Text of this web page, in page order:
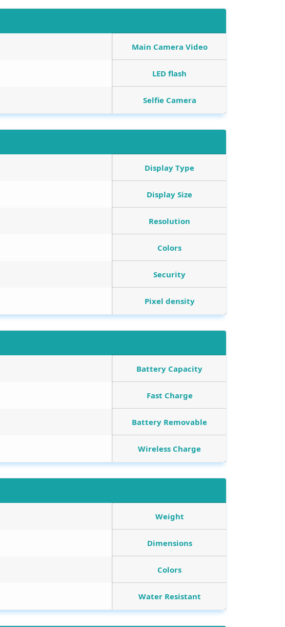
Main Camera Video
LED flash
Selfie Camera
Display Type
Display Size
Resolution
Colors
Security
Pixel density
Battery Capacity
Fast Charge
Battery Removable
Wireless Charge
Weight
Dimensions
Colors
Water Resistant